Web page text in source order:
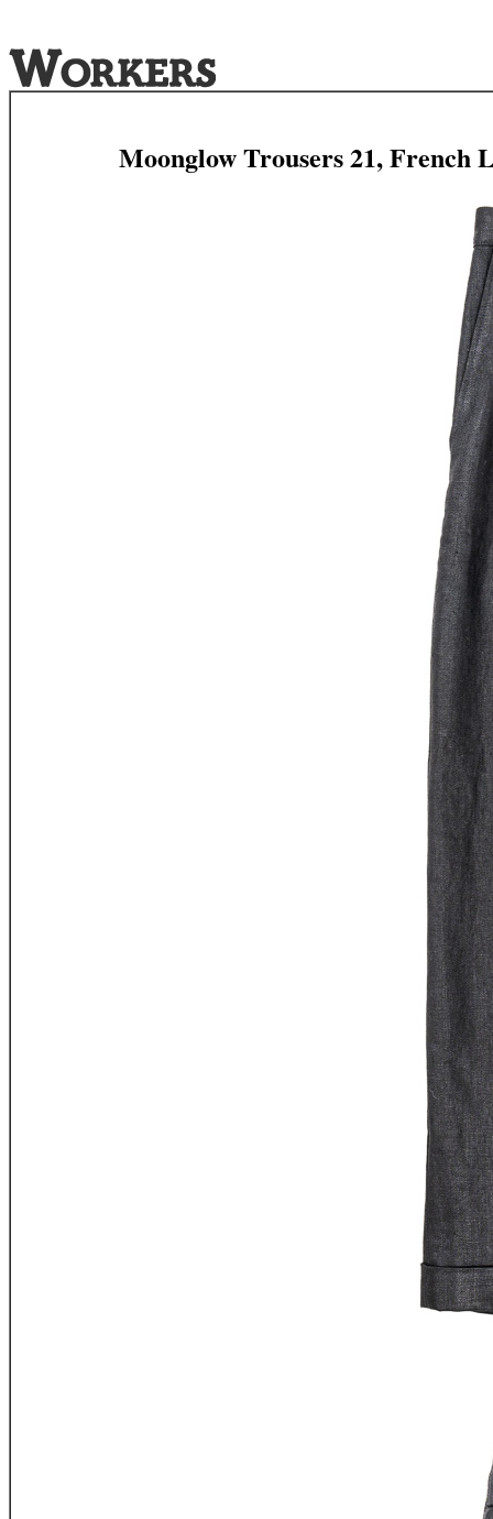
Moonglow Trousers 21, French